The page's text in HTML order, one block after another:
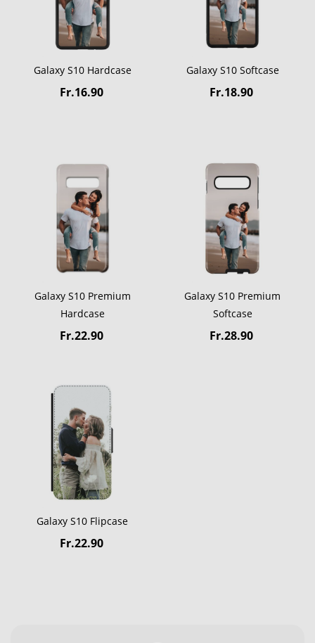
Galaxy S10 Hardcase
Fr.16.90
Galaxy S10 Softcase
Fr.18.90
Galaxy S10 Premium
Hardcase
Fr.22.90
Galaxy S10 Premium
Softcase
Fr.28.90
Galaxy S10 Flipcase
Fr.22.90